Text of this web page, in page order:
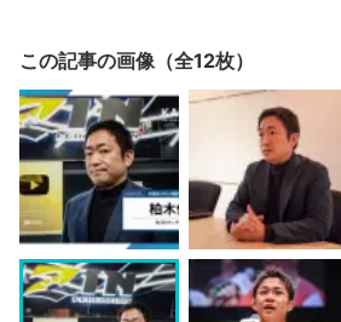
この記事の画像（全12枚）